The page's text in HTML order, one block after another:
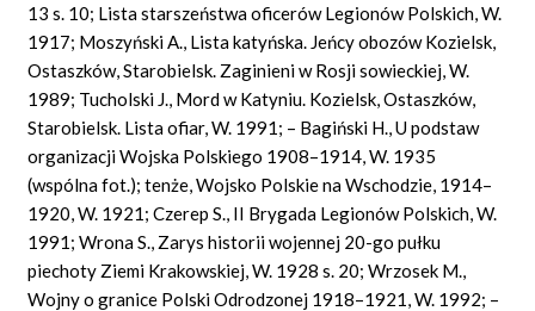
13 s. 10; Lista starszeństwa oficerów Legionów Polskich, W.
1917; Moszyński A., Lista katyńska. Jeńcy obozów Kozielsk,
Ostaszków, Starobielsk. Zaginieni w Rosji sowieckiej, W.
1989; Tucholski J., Mord w Katyniu. Kozielsk, Ostaszków,
Starobielsk. Lista ofiar, W. 1991; – Bagiński H., U podstaw
organizacji Wojska Polskiego 1908–1914, W. 1935
(wspólna fot.); tenże, Wojsko Polskie na Wschodzie, 1914–
1920, W. 1921; Czerep S., II Brygada Legionów Polskich, W.
1991; Wrona S., Zarys historii wojennej 20-go pułku
piechoty Ziemi Krakowskiej, W. 1928 s. 20; Wrzosek M.,
Wojny o granice Polski Odrodzonej 1918–1921, W. 1992; –